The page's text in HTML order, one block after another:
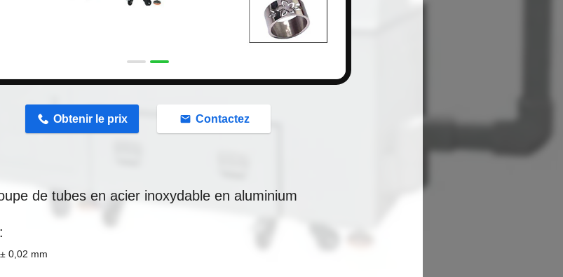
Obtenir le prix Contactez
de tubes en acier inoxydable en aluminium
0,02 mm